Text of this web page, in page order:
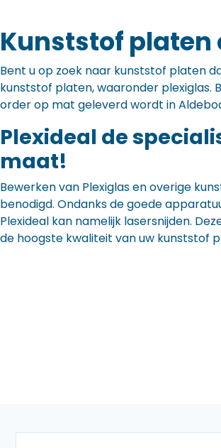
Kunststof platen
Bent u op zoek naar kunststof platen
kunststof platen, waaronder plexiglas.
order op mat geleverd wordt in
Plexideal de
maat!
Bewerken van Plexiglas en overige
benodigd. Ondanks de goede
Plexideal kan namelijk lasersnijden.
de hoogste kwaliteit van uw kunststof